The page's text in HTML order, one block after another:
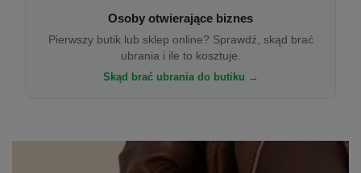
Osoby otwierające biznes
Pierwszy butik lub sklep online? Sprawdź, skąd brać
ubrania i ile to kosztuje.
Skąd brać ubrania do butiku →